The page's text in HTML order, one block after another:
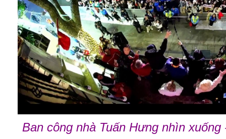
Ban công nhà Tuấn Hưng nhìn